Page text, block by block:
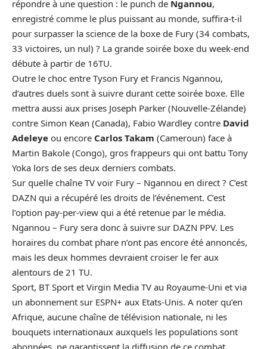
répondre à une question : le punch de Ngannou,
enregistré comme le plus puissant au monde, suffira-t-il
pour surpasser la science de la boxe de Fury (34 combats,
33 victoires, un nul) ? La grande soirée boxe du week-end
débute à partir de 16TU.
Outre le choc entre Tyson Fury et Francis Ngannou,
d’autres duels sont à suivre durant cette soirée boxe. Elle
mettra aussi aux prises Joseph Parker (Nouvelle-Zélande)
contre Simon Kean (Canada), Fabio Wardley contre David
Adeleye ou encore Carlos Takam (Cameroun) face à
Martin Bakole (Congo), gros frappeurs qui ont battu Tony
Yoka lors de ses deux derniers combats.
Sur quelle chaîne TV voir Fury – Ngannou en direct ? C’est
DAZN qui a récupéré les droits de l’événement. C’est
l’option pay-per-view qui a été retenue par le média.
Ngannou – Fury sera donc à suivre sur DAZN PPV. Les
horaires du combat phare n’ont pas encore été annoncés,
mais les deux hommes devraient croiser le fer aux
alentours de 21 TU.
Sport, BT Sport et Virgin Media TV au Royaume-Uni et via
un abonnement sur ESPN+ aux Etats-Unis. A noter qu’en
Afrique, aucune chaîne de télévision nationale, ni les
bouquets internationaux auxquels les populations sont
abonnées, ne garantissent la diffusion de ce combat…